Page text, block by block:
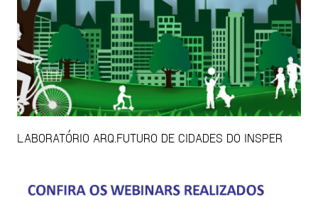
LABORATÓRIO ARQ.FUTURO DE CIDADES DO INSPER